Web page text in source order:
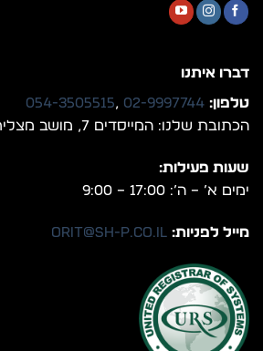
דברו איתנו
טלפון: 02-9997744
,
054-3505515
הכתובת שלנו: המייסדים 7, מושב מצליח
שעות פעילות:
ימים א’ – ה’: 17:00 – 9:00
מייל לפניות: orit@sh-p.co.il